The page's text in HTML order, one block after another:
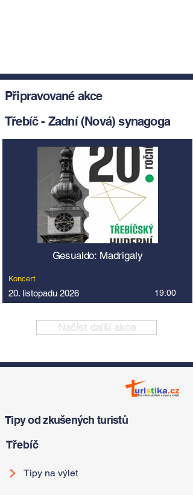
Připravované akce
Třebíč - Zadní (Nová) synagoga
Gesualdo: Madrigaly
Koncert
20. listopadu 2026 19:00
Načíst další akce
Tipy od zkušených turistů
Třebíč
Tipy na výlet